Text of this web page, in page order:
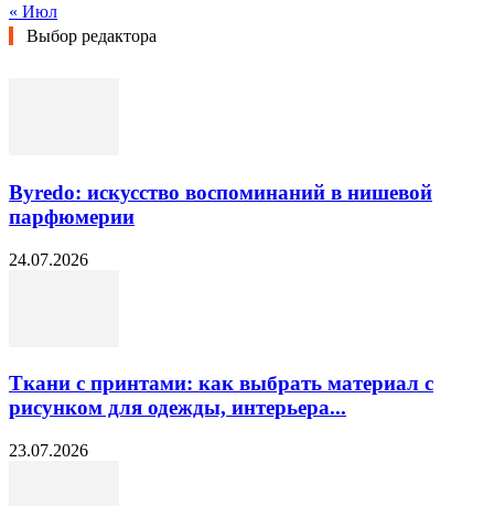
« Июл
Выбор редактора
Byredo: искусство воспоминаний в нишевой
парфюмерии
24.07.2026
Ткани с принтами: как выбрать материал с
рисунком для одежды, интерьера...
23.07.2026